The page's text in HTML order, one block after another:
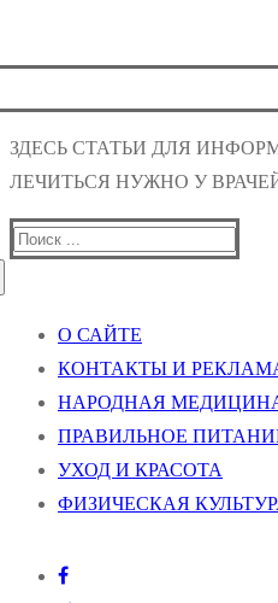
ЗДЕСЬ СТАТЬИ ДЛЯ
ЛЕЧИТЬСЯ НУЖНО У
Найти:
О САЙТЕ
КОНТАКТЫ И
НАРОДНАЯ
ПРАВИЛЬНОЕ
УХОД И КРАСОТА
ФИЗИЧЕСКАЯ